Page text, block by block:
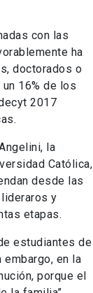
con las
ha
doctorados o
16% de los
2017
la
Católica,
desde las
y
etapas.
estudiantes de
embargo, en la
porque el